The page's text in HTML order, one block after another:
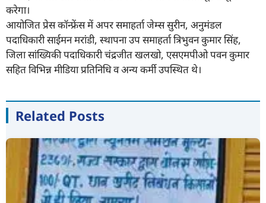
करेगा।
आयोजित प्रेस काॅन्फ्रेंस में अपर समाहर्ता जेम्स सुरीन, अनुमंडल
पदाधिकारी साईमन मरांडी, स्थापना उप समाहर्ता त्रिभुवन कुमार सिंह,
जिला सांख्यिकी पदाधिकारी चंद्रजीत खलखो, एसएमपीओ पवन कुमार
सहित विभिन्न मीडिया प्रतिनिधि व अन्य कर्मी उपस्थित थे।
Related Posts